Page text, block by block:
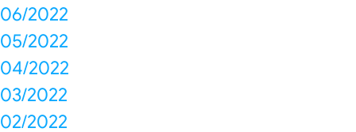
06/2022
05/2022
04/2022
03/2022
02/2022